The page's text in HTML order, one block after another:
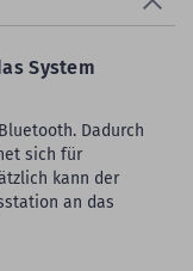
System
Dadurch
sich für
kann der
an das